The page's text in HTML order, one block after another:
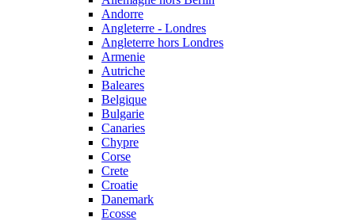
Andorre
Angleterre - Londres
Angleterre hors Londres
Armenie
Autriche
Baleares
Belgique
Bulgarie
Canaries
Chypre
Corse
Crete
Croatie
Danemark
Ecosse